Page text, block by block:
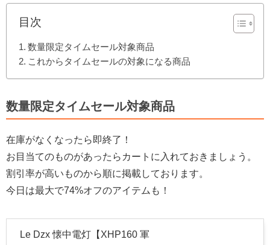
目次
数量限定タイムセール対象商品
これからタイムセールの対象になる商品
数量限定タイムセール対象商品
在庫がなくなったら即終了！
お目当てのものがあったらカートに入れておきましょう。
割引率が高いものから順に掲載しております。
今日は最大で74%オフのアイテムも！
Le Dzx 懐中電灯【XHP160 軍